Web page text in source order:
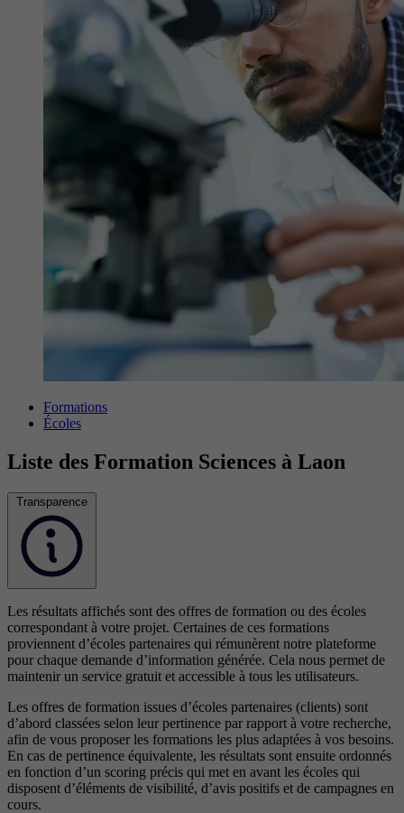
Formations
Écoles
Liste des Formation Sciences à Laon
Transparence
Les résultats affichés sont des offres de formation ou des écoles
correspondant à votre projet. Certaines de ces formations
proviennent d’écoles partenaires qui rémunèrent notre plateforme
pour chaque demande d’information générée. Cela nous permet de
maintenir un service gratuit et accessible à tous les utilisateurs.
Les offres de formation issues d’écoles partenaires (clients) sont
d’abord classées selon leur pertinence par rapport à votre recherche,
afin de vous proposer les formations les plus adaptées à vos besoins.
En cas de pertinence équivalente, les résultats sont ensuite ordonnés
en fonction d’un scoring précis qui met en avant les écoles qui
disposent d’éléments de visibilité, d’avis positifs et de campagnes en
cours.